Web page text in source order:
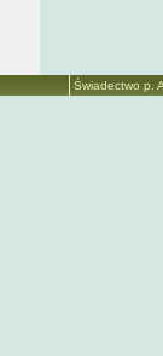
Świadectwo p.